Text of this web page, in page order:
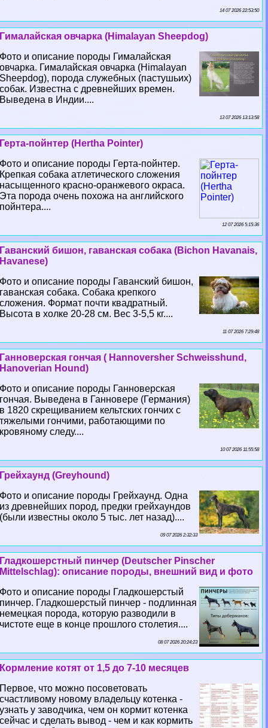
14 07 2026 22:53:50
Гималайская овчарка (Himalayan Sheepdog)
Фото и описание породы Гималайская
овчарка. Гималайская овчарка (Himalayan
Sheepdog), порода служебных (пастушьих)
собак. Известна с древнейших времен.
Выведена в Индии....
13 07 2026 13:13:58
Герта-пойнтер (Hertha Pointer)
Фото и описание породы Герта-пойнтер.
Крепкая собака атлетического сложения
насыщенного красно-оранжевого окраса.
Эта порода очень похожа на английского
пойнтера....
12 07 2026 5:15:36
Гаванский бишон, гаванская собака (Bichon Havanais,
Havanese)
Фото и описание породы Гаванский бишон,
гаванская собака. Собака крепкого
сложения. Формат почти квадратный.
Высота в холке 20-28 см. Вес 3-5,5 кг....
11 07 2026 7:29:48
Ганноверская гончая ( Hannoversher Schweisshund,
Hanoverian Hound)
Фото и описание породы Ганноверская
гончая. Выведена в Ганновере (Германия)
в 1820 скрещиванием кельтских гончих с
тяжелыми гончими, работающими по
кровяному следу....
10 07 2026 11:55:58
Грейхаунд (Greyhound)
Фото и описание породы Грейхаунд. Одна
из древнейших пород, предки грейхаундов
(были известны около 5 тыс. лет назад)....
09 07 2026 2:32:33
Гладкошерстный пинчер (Deutscher Pinscher
Mittelschlag): описание породы, внешний вид и фото
Фото и описание породы Гладкошерстый
пинчер. Гладкошерстый пинчер - подлинная
немецкая порода, которую разводили в
чистоте еще в конце прошлого столетия....
08 07 2026 20:24:23
Кормление котят от 1,5 до 7-10 месяцев
Первое, что можно посоветовать
счастливому новому владельцу котенка -
узнать у заводчика, чем он кормит котенка
сейчас и сделать вывод - чем и как кормить